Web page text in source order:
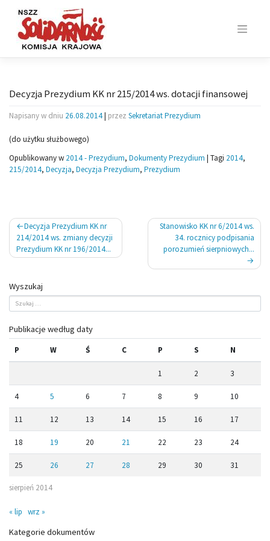
content
Decyzja Prezydium KK nr 215/2014 ws. dotacji finansowej
Napisany w dniu 26.08.2014| przez Sekretariat Prezydium
(do użytku służbowego)
Opublikowany w 2014 - Prezydium, Dokumenty Prezydium | Tagi 2014,
215/2014, Decyzja, Decyzja Prezydium, Prezydium
Nawigacja
wpisu
Decyzja Prezydium KK nr
214/2014 ws. zmiany decyzji
Prezydium KK nr 196/2014...
Stanowisko KK nr 6/2014 ws.
34. rocznicy podpisania
porozumień sierpniowych...
Wyszukaj
Publikacje według daty
sierpień 2014
P W Ś C P S N
1 2 3
4 5 6 7 8 9 10
11 12 13 14 15 16 17
18 19 20 21 22 23 24
25 26 27 28 29 30 31
« lip wrz »
Kategorie dokumentów